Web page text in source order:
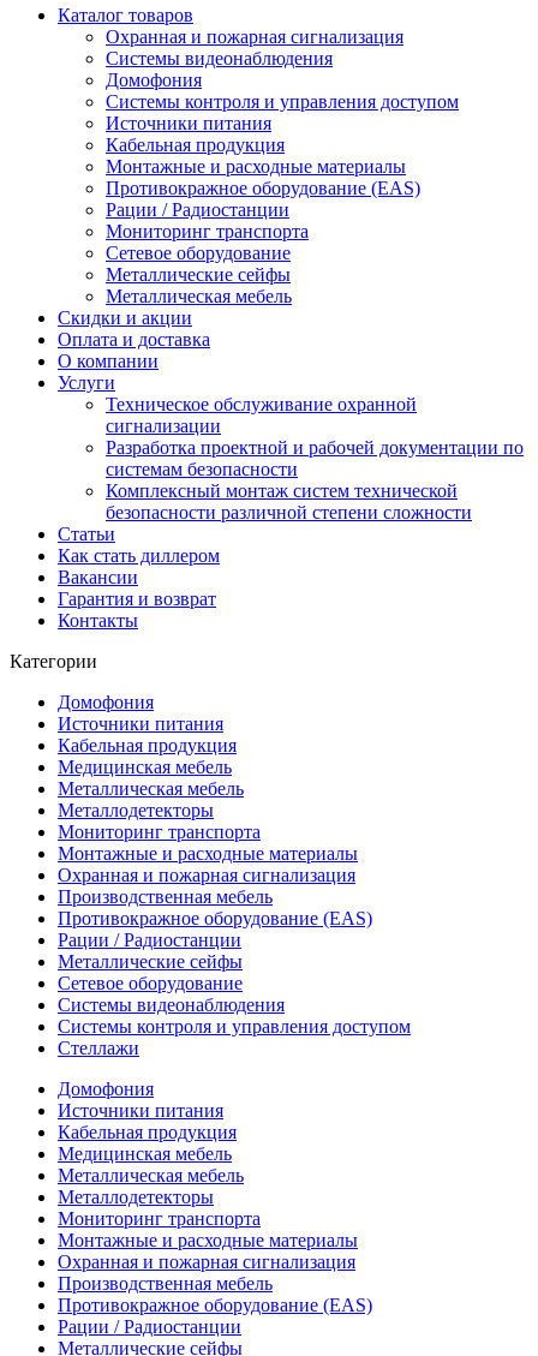
р..
Каталог товаров
Охранная и пожарная сигнализация
Системы видеонаблюдения
Домофония
Системы контроля и управления доступом
Источники питания
Кабельная продукция
Монтажные и расходные материалы
Противокражное оборудование (EAS)
Рации / Радиостанции
Мониторинг транспорта
Сетевое оборудование
Металлические сейфы
Металлическая мебель
Скидки и акции
Оплата и доставка
О компании
Услуги
Техническое обслуживание охранной
сигнализации
Разработка проектной и рабочей документации по
системам безопасности
Комплексный монтаж систем технической
безопасности различной степени сложности
Статьи
Как стать диллером
Вакансии
Гарантия и возврат
Контакты
Категории
Домофония
Источники питания
Кабельная продукция
Медицинская мебель
Металлическая мебель
Металлодетекторы
Мониторинг транспорта
Монтажные и расходные материалы
Охранная и пожарная сигнализация
Производственная мебель
Противокражное оборудование (EAS)
Рации / Радиостанции
Металлические сейфы
Сетевое оборудование
Системы видеонаблюдения
Системы контроля и управления доступом
Стеллажи
Домофония
Источники питания
Кабельная продукция
Медицинская мебель
Металлическая мебель
Металлодетекторы
Мониторинг транспорта
Монтажные и расходные материалы
Охранная и пожарная сигнализация
Производственная мебель
Противокражное оборудование (EAS)
Рации / Радиостанции
Металлические сейфы